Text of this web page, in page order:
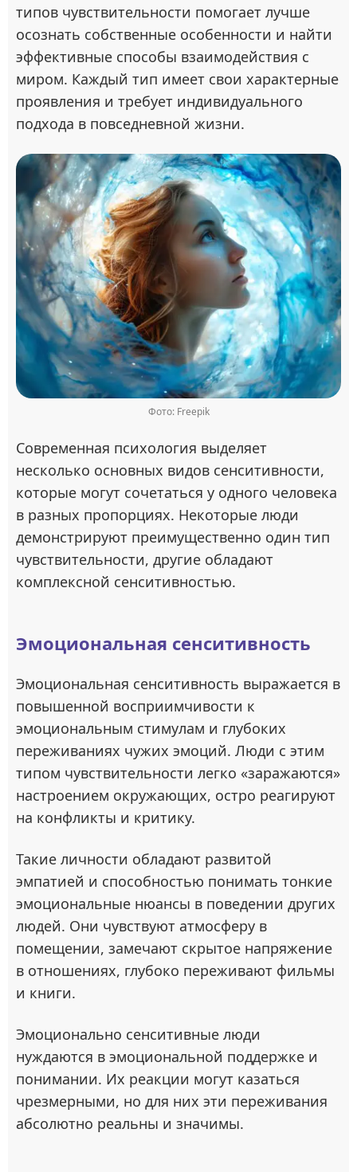
типов чувствительности помогает лучше
осознать собственные особенности и найти
эффективные способы взаимодействия с
миром. Каждый тип имеет свои характерные
проявления и требует индивидуального
подхода в повседневной жизни.
Фото: Freepik
Современная психология выделяет
несколько основных видов сенситивности,
которые могут сочетаться у одного человека
в разных пропорциях. Некоторые люди
демонстрируют преимущественно один тип
чувствительности, другие обладают
комплексной сенситивностью.
Эмоциональная сенситивность
Эмоциональная сенситивность выражается в
повышенной восприимчивости к
эмоциональным стимулам и глубоких
переживаниях чужих эмоций. Люди с этим
типом чувствительности легко «заражаются»
настроением окружающих, остро реагируют
на конфликты и критику.
Такие личности обладают развитой
эмпатией и способностью понимать тонкие
эмоциональные нюансы в поведении других
людей. Они чувствуют атмосферу в
помещении, замечают скрытое напряжение
в отношениях, глубоко переживают фильмы
и книги.
Эмоционально сенситивные люди
нуждаются в эмоциональной поддержке и
понимании. Их реакции могут казаться
чрезмерными, но для них эти переживания
абсолютно реальны и значимы.